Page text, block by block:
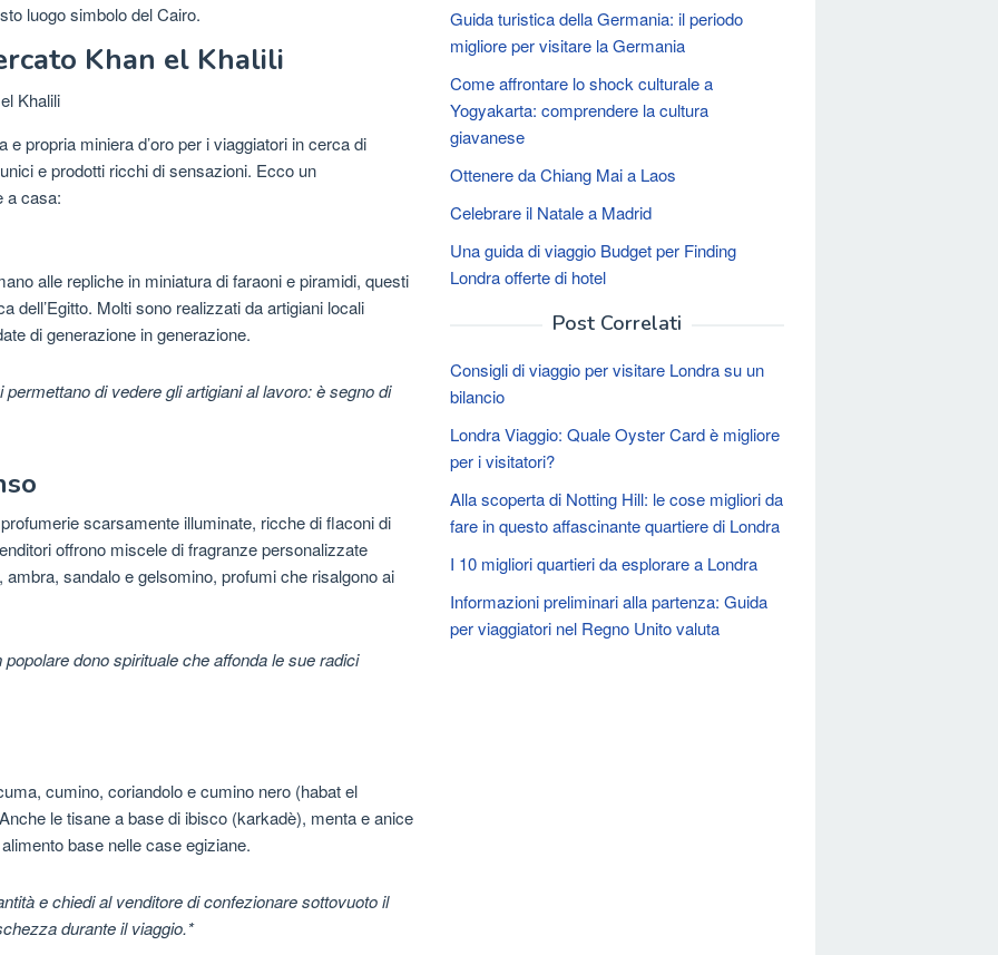
luogo simbolo del Cairo.
Khan el Khalili
e propria miniera d’oro per i viaggiatori in cerca di
e prodotti ricchi di sensazioni. Ecco un
a casa:
alle repliche in miniatura di faraoni e piramidi, questi
dell’Egitto. Molti sono realizzati da artigiani locali
di generazione in generazione.
di vedere gli artigiani al lavoro: è segno di
scarsamente illuminate, ricche di flaconi di
offrono miscele di fragranze personalizzate
sandalo e gelsomino, profumi che risalgono ai
dono spirituale che affonda le sue radici
cumino, coriandolo e cumino nero (habat el
le tisane a base di ibisco (karkadè), menta e anice
base nelle case egiziane.
e chiedi al venditore di confezionare sottovuoto il
durante il viaggio.*
Guida turistica della Germania: il periodo
migliore per visitare la Germania
Come affrontare lo shock culturale a
Yogyakarta: comprendere la cultura
giavanese
Ottenere da Chiang Mai a Laos
Celebrare il Natale a Madrid
Una guida di viaggio Budget per Finding
Londra offerte di hotel
Post Correlati
Consigli di viaggio per visitare Londra su un
bilancio
Londra Viaggio: Quale Oyster Card è migliore
per i visitatori?
Alla scoperta di Notting Hill: le cose migliori da
fare in questo affascinante quartiere di Londra
I 10 migliori quartieri da esplorare a Londra
Informazioni preliminari alla partenza: Guida
per viaggiatori nel Regno Unito valuta